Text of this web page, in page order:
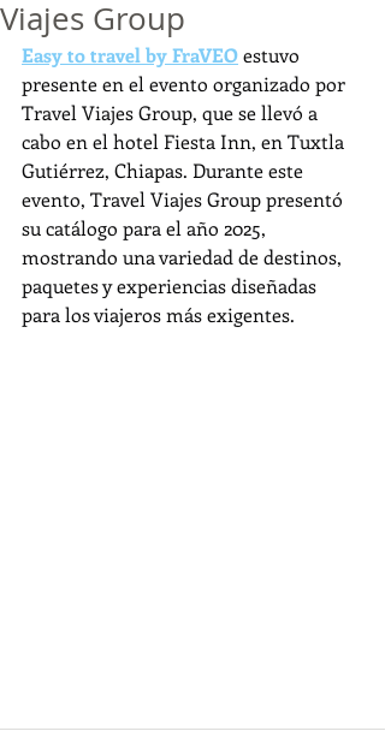
Viajes Group
Easy to travel by FraVEO estuvo
presente en el evento organizado por
Travel Viajes Group, que se llevó a
cabo en el hotel Fiesta Inn, en Tuxtla
Gutiérrez, Chiapas. Durante este
evento, Travel Viajes Group presentó
su catálogo para el año 2025,
mostrando una variedad de destinos,
paquetes y experiencias diseñadas
para los viajeros más exigentes.